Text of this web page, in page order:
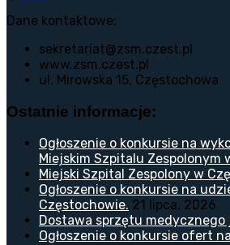
Dane kontaktowe:
sekretariat@zsm.czest.pl
www.zsm.czest.pl
ul. Mirowska 15, Częstochowa
Ostatnie informacje:
Ogłoszenie o konkursie na
Miejskim Szpitalu Zespolonym
Miejski Szpital Zespolony w
Ogłoszenie o konkursie na
Częstochowie. 21 lipca, 2026
Dostawa sprzętu
Ogłoszenie o konkursie ofert